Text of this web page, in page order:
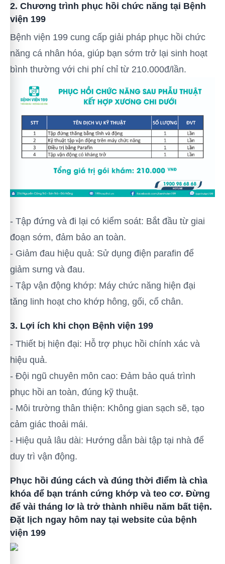
2. Chương trình phục hồi chức năng tại Bệnh
viện 199
Bệnh viện 199 cung cấp giải pháp phục hồi chức
năng cá nhân hóa, giúp bạn sớm trở lại sinh hoạt
bình thường với chi phí chỉ từ 210.000đ/lần.
- Tập đứng và đi lại có kiểm soát: Bắt đầu từ giai
đoạn sớm, đảm bảo an toàn.
- Giảm đau hiệu quả: Sử dụng điện parafin để
giảm sưng và đau.
- Tập vận động khớp: Máy chức năng hiện đại
tăng linh hoạt cho khớp hông, gối, cổ chân.
3. Lợi ích khi chọn Bệnh viện 199
- Thiết bị hiện đại: Hỗ trợ phục hồi chính xác và
hiệu quả.
- Đội ngũ chuyên môn cao: Đảm bảo quá trình
phục hồi an toàn, đúng kỹ thuật.
- Môi trường thân thiện: Không gian sạch sẽ, tạo
cảm giác thoải mái.
- Hiệu quả lâu dài: Hướng dẫn bài tập tại nhà để
duy trì vận động.
Phục hồi đúng cách và đúng thời điểm là chìa
khóa để bạn tránh cứng khớp và teo cơ. Đừng
để vài tháng lơ là trở thành nhiều năm bất tiện.
Đặt lịch ngay hôm nay tại website của bệnh
viện 199